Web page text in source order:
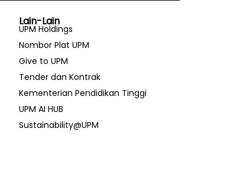
Lain-Lain
UPM Holdings
Nombor Plat UPM
Give to UPM
Tender dan Kontrak
Kementerian Pendidikan Tinggi
UPM AI HUB
Sustainability@UPM